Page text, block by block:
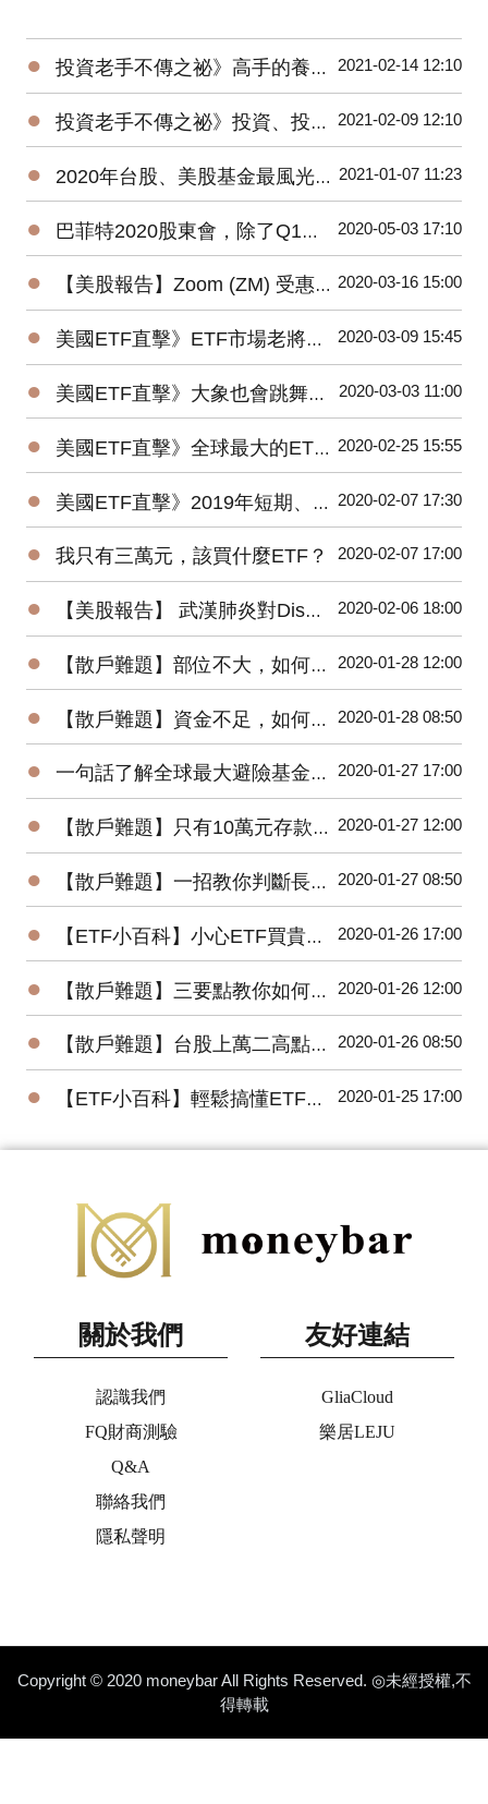
● 投資老手不傳之祕》高手的養成3階段：開放心胸 + 廣泛學習 + 大空頭洗禮 2021-02-14 12:10
● 投資老手不傳之祕》投資、投機、避險——3種部位都要嚴守各自紀律 2021-02-09 12:10
● 2020年台股、美股基金最風光，平均績效超過15%，能源基金谷底翻身大賺逾160%！ 2021-01-07 11:23
● 巴菲特2020股東會，除了Q1虧損，接下來投資人應該注意那些事？ 2020-05-03 17:10
● 【美股報告】Zoom (ZM) 受惠疫情，2019Q4財報及2020展望 2020-03-16 15:00
● 美國ETF直擊》ETF市場老將新兵爭鋒，誰是資金最青睞的No1？ 2020-03-09 15:45
● 美國ETF直擊》大象也會跳舞？2019美國主動ETF規模Top15出爐！ 2020-03-03 11:00
● 美國ETF直擊》全球最大的ETF是它⋯⋯1檔抵N檔0050！ 2020-02-25 15:55
● 美國ETF直擊》2019年短期、低風險的固定收益ETF最受追捧 2020-02-07 17:30
● 我只有三萬元，該買什麼ETF？ 2020-02-07 17:00
● 【美股報告】 武漢肺炎對Disney(DIS)2020第一季衝擊有多大？ 2020-02-06 18:00
● 【散戶難題】部位不大，如何增加投機功力？ 2020-01-28 12:00
● 【散戶難題】資金不足，如何快速累積財富？ 2020-01-28 08:50
● 一句話了解全球最大避險基金的操作思想 2020-01-27 17:00
● 【散戶難題】只有10萬元存款的小資，該如何開始投資台股？ 2020-01-27 12:00
● 【散戶難題】一招教你判斷長紅K是真突破還是假突破 2020-01-27 08:50
● 【ETF小百科】小心ETF買貴了！你不可不知的ETF名詞 2020-01-26 17:00
● 【散戶難題】三要點教你如何將波浪理論應用在台股上？ 2020-01-26 12:00
● 【散戶難題】台股上萬二高點，為何外資還敢大買百億？ 2020-01-26 08:50
● 【ETF小百科】輕鬆搞懂ETF追蹤指數的三種方式 2020-01-25 17:00
關於我們
認識我們
FQ財商測驗
Q&A
聯絡我們
隱私聲明
友好連結
GliaCloud
樂居LEJU
Copyright © 2020 moneybar All Rights Reserved. ◎未經授權,不
得轉載